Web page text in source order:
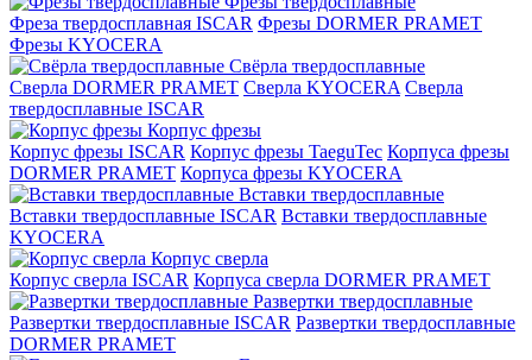
Фреза твердосплавная ISCAR Фрезы DORMER PRAMET
Фрезы KYOCERA
Свёрла твердосплавные
Сверла DORMER PRAMET Сверла KYOCERA Сверла
твердосплавные ISCAR
Корпус фрезы
Корпус фрезы ISCAR Корпус фрезы TaeguTec Корпуса фрезы
DORMER PRAMET Корпуса фрезы KYOCERA
Вставки твердосплавные
Вставки твердосплавные ISCAR Вставки твердосплавные
KYOCERA
Корпус сверла
Корпус сверла ISCAR Корпуса сверла DORMER PRAMET
Развертки твердосплавные
Развертки твердосплавные ISCAR Развертки твердосплавные
DORMER PRAMET